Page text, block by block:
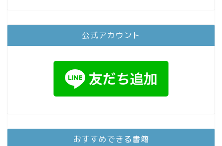
公式アカウント
おすすめできる書籍